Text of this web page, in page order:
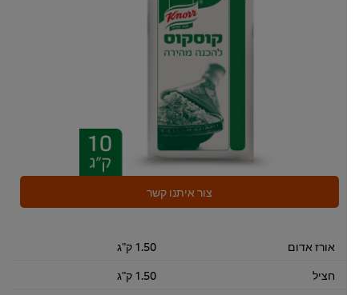
צור איתנו קשר
אורז אדום
1.50 ק"ג
חציל
1.50 ק"ג